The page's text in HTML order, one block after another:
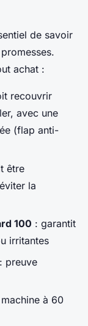
de savoir
achat :
recouvrir
avec une
(flap anti-
être
la
100 : garantit
irritantes
: preuve
à 60